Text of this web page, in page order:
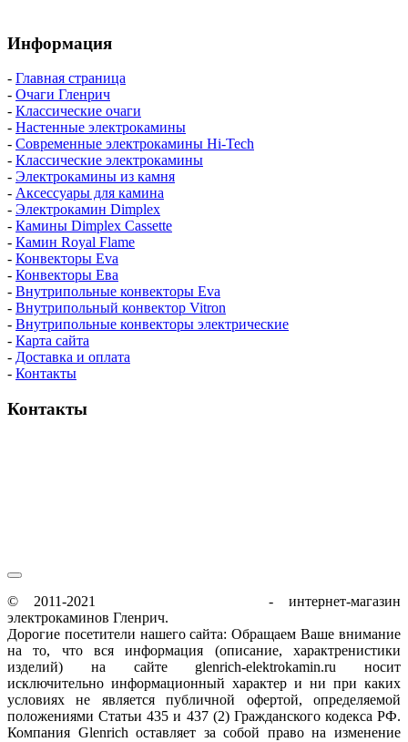
Информация
- Главная страница
- Очаги Гленрич
- Классические очаги
- Настенные электрокамины
- Современные электрокамины Hi-Tech
- Классические электрокамины
- Электрокамины из камня
- Аксессуары для камина
- Электрокамин Dimplex
- Камины Dimplex Cassette
- Камин Royal Flame
- Конвекторы Eva
- Конвекторы Ева
- Внутрипольные конвекторы Eva
- Внутрипольный конвектор Vitron
- Внутрипольные конвекторы электрические
- Карта сайта
- Доставка и оплата
- Контакты
Контакты
© 2011-2021
- интернет-магазин
электрокаминов Гленрич.
Дорогие посетители нашего сайта: Обращаем Ваше внимание
на то, что вся информация (описание, характренистики
изделий) на сайте glenrich-elektrokamin.ru носит
исключительно информационный характер и ни при каких
условиях не является публичной офертой, определяемой
положениями Статьи 435 и 437 (2) Гражданского кодекса РФ.
Компания Glenrich оставляет за собой право на изменение